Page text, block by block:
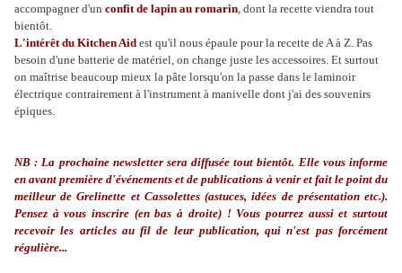
accompagner d'un confit de lapin au romarin, dont la recette viendra tout
bientôt.
L'intérêt du Kitchen Aid est qu'il nous épaule pour la recette de A à Z. Pas
besoin d'une batterie de matériel, on change juste les accessoires. Et surtout
on maîtrise beaucoup mieux la pâte lorsqu'on la passe dans le laminoir
électrique contrairement à l'instrument à manivelle dont j'ai des souvenirs
épiques.
NB : La prochaine newsletter sera diffusée tout bientôt. Ellevous informe
en avant première d'événements et de publications à venir et fait le point du
meilleur de Grelinette et Cassolettes (astuces, idées de présentation etc.).
Pensez à vous inscrire (en bas à droite) ! Vous pourrez aussi et surtout
recevoir les articles au fil de leur publication, qui n'est pas forcément
régulière...